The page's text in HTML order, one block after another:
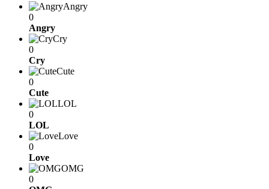
Angry
0
Angry
Cry
0
Cry
Cute
0
Cute
LOL
0
LOL
Love
0
Love
OMG
0